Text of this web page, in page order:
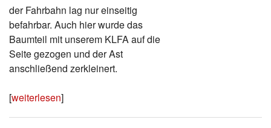
der Fahrbahn lag nur einseitig
befahrbar. Auch hier wurde das
Baumteil mit unserem KLFA auf die
Seite gezogen und der Ast
anschließend zerkleinert.
[weiterlesen]